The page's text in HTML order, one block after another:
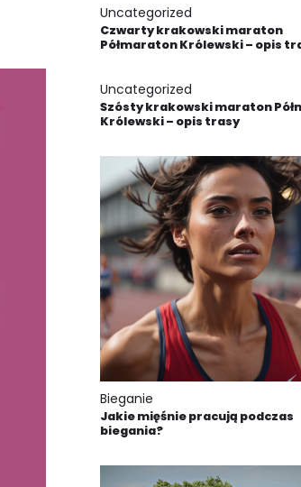
Uncategorized
Czwarty krakowski maraton
Półmaraton Królewski – opis
Uncategorized
Szósty krakowski maraton
Królewski – opis trasy
Bieganie
Jakie mięśnie pracują podczas
biegania?